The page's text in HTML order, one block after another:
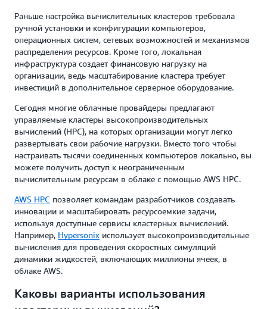
Раньше настройка вычислительных кластеров требовала
ручной установки и конфигурации компьютеров,
операционных систем, сетевых возможностей и механизмов
распределения ресурсов. Кроме того, локальная
инфраструктура создает финансовую нагрузку на
организации, ведь масштабирование кластера требует
инвестиций в дополнительное серверное оборудование.
Сегодня многие облачные провайдеры предлагают
управляемые кластеры высокопроизводительных
вычислений (HPC), на которых организации могут легко
развертывать свои рабочие нагрузки. Вместо того чтобы
настраивать тысячи соединенных компьютеров локально, вы
можете получить доступ к неограниченным
вычислительным ресурсам в облаке с помощью AWS HPC.
AWS HPC позволяет командам разработчиков создавать
инновации и масштабировать ресурсоемкие задачи,
используя доступные сервисы кластерных вычислений.
Например, Hypersonix использует высокопроизводительные
вычисления для проведения скоростных симуляций
динамики жидкостей, включающих миллионы ячеек, в
облаке AWS.
Каковы варианты использования